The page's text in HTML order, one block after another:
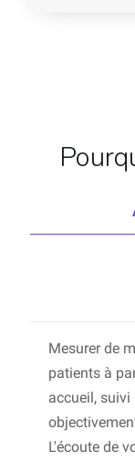
Mesurer de
patients à
accueil, suivi
L'écoute de